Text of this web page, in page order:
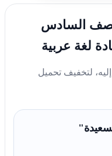
السادس
لغة عربية
لتخفيف تحميل